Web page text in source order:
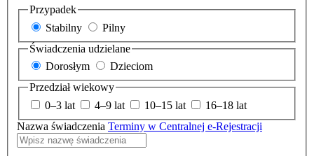
Przypadek
Stabilny
Pilny
Świadczenia udzielane
Dorosłym
Dzieciom
Przedział wiekowy
0–3 lat
4–9 lat 10–15 lat
16–18 lat
Nazwa świadczenia Terminy w Centralnej e-Rejestracji